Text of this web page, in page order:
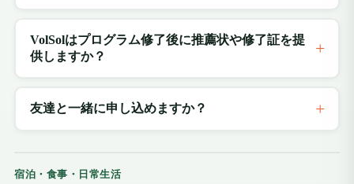
VolSolはプログラム修了後に推薦状や修了証を提
供しますか？
友達と一緒に申し込めますか？
宿泊・食事・日常生活